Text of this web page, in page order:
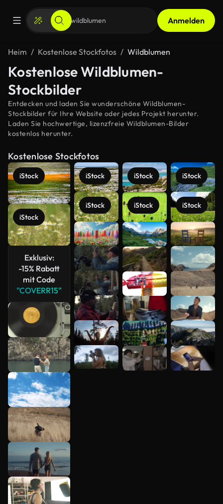
Anmelden
Heim Kostenlose Stockfotos Wildblumen
Kostenlose Wildblumen-
Stockbilder
Entdecken und laden Sie wunderschöne Wildblumen-
Stockbilder für Ihre Website oder jedes Projekt herunter.
Laden Sie hochwertige, lizenzfreie Wildblumen-Bilder
kostenlos herunter.
Kostenlose Stockfotos
iStock
iStock
Exklusiv:
-15% Rabatt
mit Code
"COVERR15"
iStock
iStock
iStock
iStock
iStock
iStock
Mehr
anzeigen